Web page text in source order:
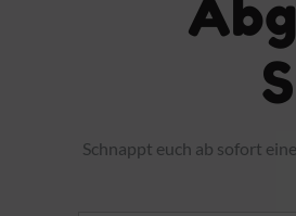
Schnappt euch ab sofort